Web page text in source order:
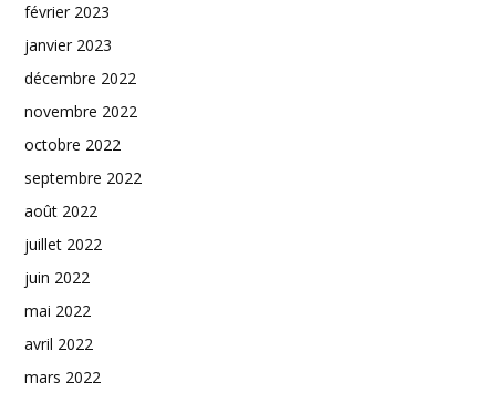
février 2023
janvier 2023
décembre 2022
novembre 2022
octobre 2022
septembre 2022
août 2022
juillet 2022
juin 2022
mai 2022
avril 2022
mars 2022